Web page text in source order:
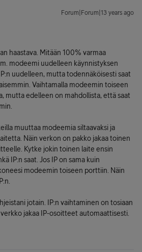
Forum|Forum|13 years ago
haastava. Mitään 100% varmaa
modeemi uudelleen käynnistyksen
uudelleen, mutta todennäköisesti saat
Vaihtamalla modeemin toiseen
mutta edelleen on mahdollista, että saat
muuttaa modeemia siltaavaksi ja
Näin verkon on pakko jakaa toinen
Kytke jokin toinen laite ensin
IP:n saat. Jos IP on sama kuin
modeemin toiseen porttiin. Näin
jotain. IP:n vaihtaminen on tosiaan
jakaa IP-osoitteet automaattisesti.